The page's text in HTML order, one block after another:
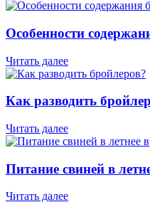
Особенности
Читать далее
Как разводить
Читать далее
Питание свиней в
Читать далее